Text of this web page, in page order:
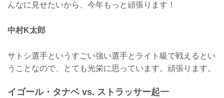
んなに見せたいから、今年もっと頑張ります！
中村K太郎
サトシ選手というすごい強い選手とライト級で戦えるとい
うことなので、とても光栄に思っています。頑張ります。
イゴール・タナベ vs. ストラッサー起一